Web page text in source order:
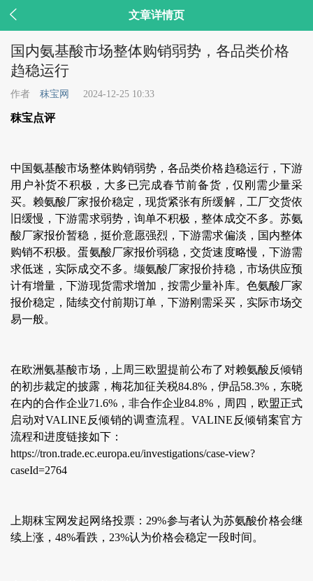
 文章详情页
国内氨基酸市场整体购销弱势，各品类价格
趋稳运行
作者 秣宝网 2024-12-25 10:33
秣宝点评
中国氨基酸市场整体购销弱势，各品类价格趋稳运行，下游
用户补货不积极，大多已完成春节前备货，仅刚需少量采
买。赖氨酸厂家报价稳定，现货紧张有所缓解，工厂交货依
旧缓慢，下游需求弱势，询单不积极，整体成交不多。苏氨
酸厂家报价暂稳，挺价意愿强烈，下游需求偏淡，国内整体
购销不积极。蛋氨酸厂家报价弱稳，交货速度略慢，下游需
求低迷，实际成交不多。缬氨酸厂家报价持稳，市场供应预
计有增量，下游现货需求增加，按需少量补库。色氨酸厂家
报价稳定，陆续交付前期订单，下游刚需采买，实际市场交
易一般。
在欧洲氨基酸市场，上周三欧盟提前公布了对赖氨酸反倾销
的初步裁定的披露，梅花加征关税84.8%，伊品58.3%，东晓
在内的合作企业71.6%，非合作企业84.8%，周四，欧盟正式
启动对VALINE反倾销的调查流程。VALINE反倾销案官方
流程和进度链接如下：
https://tron.trade.ec.europa.eu/investigations/case-view?
caseId=2764
上期秣宝网发起网络投票：29%参与者认为苏氨酸价格会继
续上涨，48%看跌，23%认为价格会稳定一段时间。